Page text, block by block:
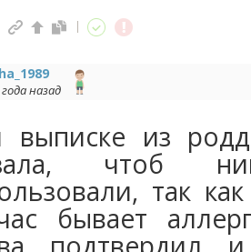
назад
выписке из
чтоб
так
бывает